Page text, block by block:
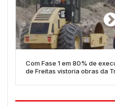
Com Fase 1 em 80% de
de Freitas vistoria obras da